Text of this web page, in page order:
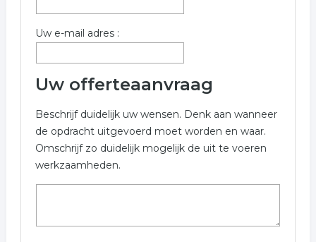
Uw e-mail adres :
Uw offerteaanvraag
Beschrijf duidelijk uw wensen. Denk aan wanneer
de opdracht uitgevoerd moet worden en waar.
Omschrijf zo duidelijk mogelijk de uit te voeren
werkzaamheden.